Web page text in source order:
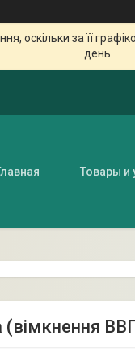
оскільки за її
день.
Товары и
(вімкнення